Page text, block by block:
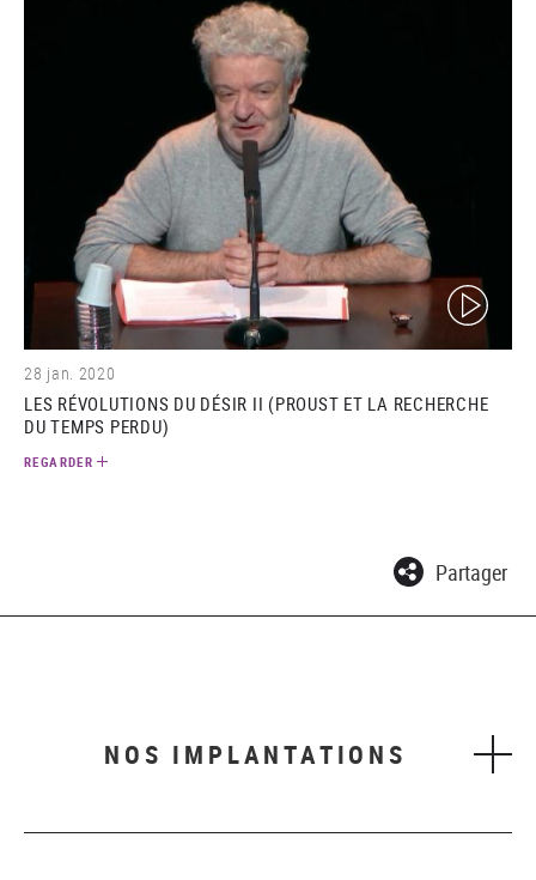
(video)
28 jan. 2020
LES RÉVOLUTIONS DU DÉSIR II (PROUST ET LA RECHERCHE
DU TEMPS PERDU)
REGARDER
Partager
NOS IMPLANTATIONS